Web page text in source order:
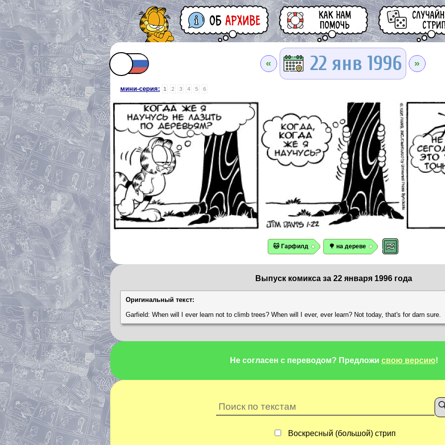
« 22 янв 1996 »
мини-серия: 1 2 3 4 5 6
🐱 Гарфилд 🌳 на дереве
Выпуск комикса за 22 января 1996 года
Оригинальный текст:
Garfield: When will I ever learn not to climb trees? When will I ever, ever learn? Not today, that's for darn sure.
Не согласен с переводом? Предложи свою версию!
Воскресный (большой) стрип